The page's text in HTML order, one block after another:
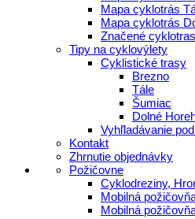
Mapa cyklotrás
Mapa cyklotrás
Značené
Tipy na cyklovýlety
Cyklistické trasy
Brezno
Tále
Šumiac
Dolné
Vyhľladávanie
Kontakt
Zhrnutie objednávky
Požičovne
Cyklodreziny,
Mobilná
Mobilná